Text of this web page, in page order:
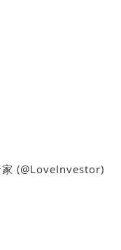
(@LoveInvestor)